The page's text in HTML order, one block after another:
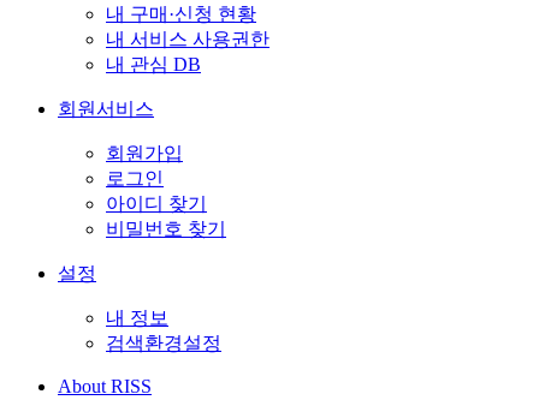
내 구매·신청 현황
내 서비스 사용권한
내 관심 DB
회원서비스
회원가입
로그인
아이디 찾기
비밀번호 찾기
설정
내 정보
검색환경설정
About RISS